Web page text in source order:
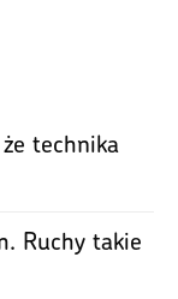
technika
Ruchy takie